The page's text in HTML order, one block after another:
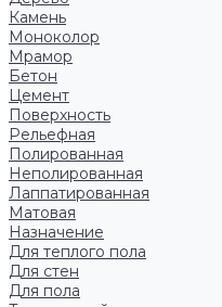
Камень
Моноколор
Мрамор
Бетон
Цемент
Поверхность
Рельефная
Полированная
Неполированная
Лаппатированная
Матовая
Назначение
Для теплого пола
Для стен
Для пола